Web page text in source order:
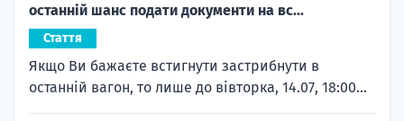
останній шанс подати документи на вс...
Стаття
Якщо Ви бажаєте встигнути застрибнути в
останній вагон, то лише до вівторка, 14.07, 18:00...